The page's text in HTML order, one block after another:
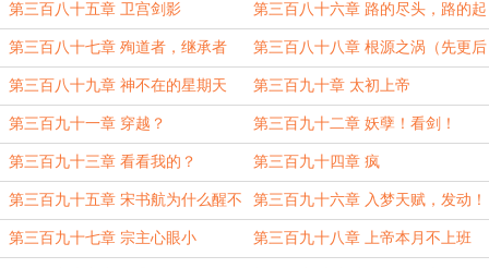
第三百八十五章 卫宫剑影 第三百八十六章 路的尽头，路的起
点
第三百八十七章 殉道者，继承者
（7000）
第三百八十八章 根源之涡（先更后
补）
第三百八十九章 神不在的星期天
（型月篇完）
第三百九十章 太初上帝
第三百九十一章 穿越？ 第三百九十二章 妖孽！看剑！
第三百九十三章 看看我的？ 第三百九十四章 疯
第三百九十五章 宋书航为什么醒不
过来
第三百九十六章 入梦天赋，发动！
（请刷新一下）
第三百九十七章 宗主心眼小 第三百九十八章 上帝本月不上班